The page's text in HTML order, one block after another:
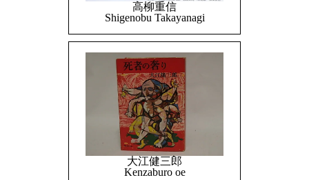
高柳重信
Shigenobu Takayanagi
大江健三郎
Kenzaburo oe